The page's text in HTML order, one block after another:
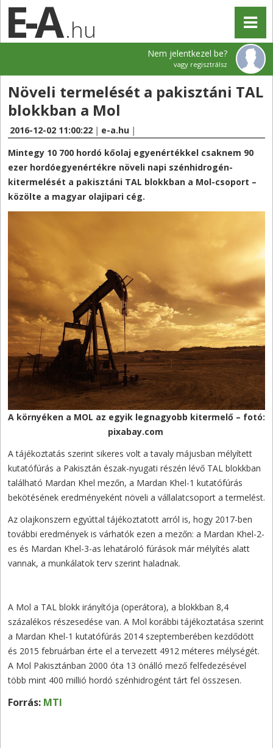
.hu
Nem jelentkezel be?
vagy regisztrálsz
Növeli termelését a pakisztáni TAL
blokkban a Mol
2016-12-02 11:00:22 | e-a.hu |
Mintegy 10 700 hordó kőolaj egyenértékkel csaknem 90
ezer hordóegyenértékre növeli napi szénhidrogén-
kitermelését a pakisztáni TAL blokkban a Mol-csoport –
közölte a magyar olajipari cég.
A környéken a MOL az egyik legnagyobb kitermelő – fotó:
pixabay.com
A tájékoztatás szerint sikeres volt a tavaly májusban mélyített
kutatófúrás a Pakisztán észak-nyugati részén lévő TAL blokkban
található Mardan Khel mezőn, a Mardan Khel-1 kutatófúrás
bekötésének eredményeként növeli a vállalatcsoport a termelést.
Az olajkonszern egyúttal tájékoztatott arról is, hogy 2017-ben
további eredmények is várhatók ezen a mezőn: a Mardan Khel-2-
es és Mardan Khel-3-as lehatároló fúrások már mélyítés alatt
vannak, a munkálatok terv szerint haladnak.
A Mol a TAL blokk irányítója (operátora), a blokkban 8,4
százalékos részesedése van. A Mol korábbi tájékoztatása szerint
a Mardan Khel-1 kutatófúrás 2014 szeptemberében kezdődött
és 2015 februárban érte el a tervezett 4912 méteres mélységét.
A Mol Pakisztánban 2000 óta 13 önálló mező felfedezésével
több mint 400 millió hordó szénhidrogént tárt fel összesen.
Forrás: MTI